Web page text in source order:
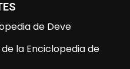
de Deve
la Enciclopedia de